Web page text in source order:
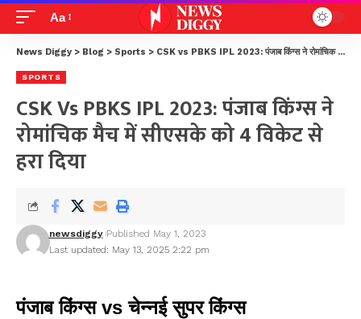
Aa
News Diggy > Blog > Sports > CSK vs PBKS IPL 2023: पंजाब किंग्स ने रोमांचिक मैच में सीएसके को 4 विकेट से हरा दिया
SPORTS
CSK Vs PBKS IPL 2023: पंजाब किंग्स ने
रोमांचिक मैच में सीएसके को 4 विकेट से
हरा दिया
Last updated: May 13, 2025 2:22 pm
newsdiggy Published May 1, 2023
पंजाब किंग्स vs चेन्नई सुपर किंग्स